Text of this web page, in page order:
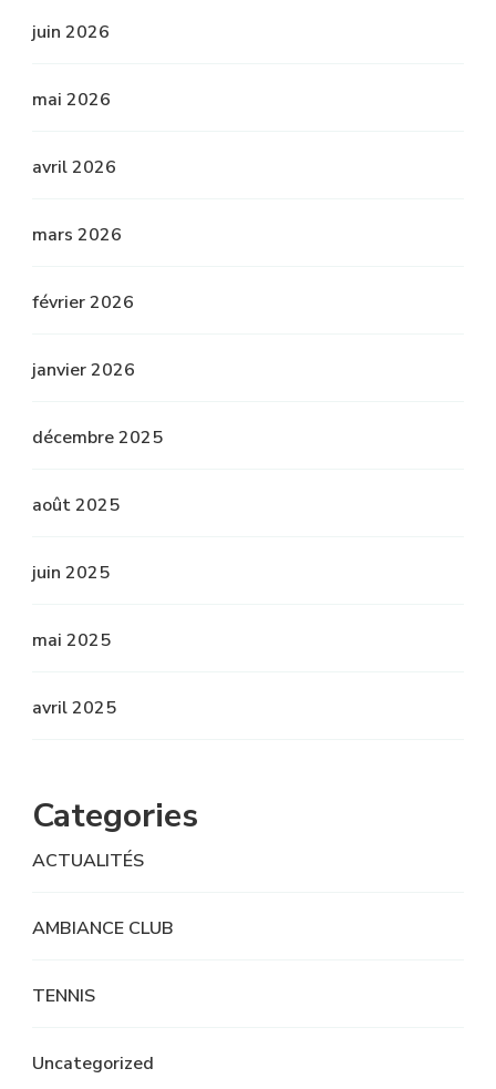
juin 2026
mai 2026
avril 2026
mars 2026
février 2026
janvier 2026
décembre 2025
août 2025
juin 2025
mai 2025
avril 2025
Categories
ACTUALITÉS
AMBIANCE CLUB
TENNIS
Uncategorized